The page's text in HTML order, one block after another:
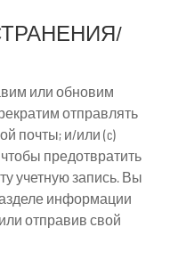
или обновим
отправлять
почты; и/или (c)
предотвратить
учетную запись. Вы
информации
отправив свой